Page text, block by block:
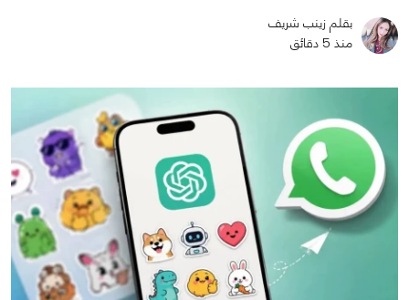
بقلم زينب شريف
منذ 5 دقائق